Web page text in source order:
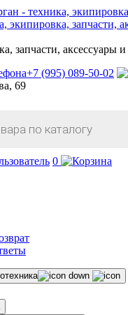
запчасти, аксессуары
+7 (995) 089-50-02
69
0